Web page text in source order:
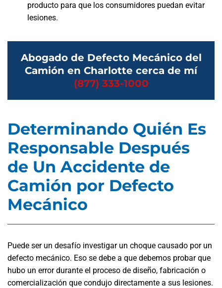
producto para que los consumidores puedan evitar
lesiones.
Abogado de Defecto Mecánico del
Camión en Charlotte cerca de mí
(877) 333-1000
Determinando Quién Es
Responsable Después
de Un Accidente de
Camión por Defecto
Mecánico
Puede ser un desafío investigar un choque causado por un
defecto mecánico. Eso se debe a que debemos probar que
hubo un error durante el proceso de diseño, fabricación o
comercialización que condujo directamente a sus lesiones.